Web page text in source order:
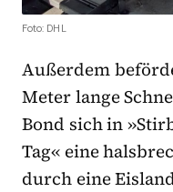
Foto: DHL
Außerdem
Meter lange
Bond sich in
Tag« eine
durch eine